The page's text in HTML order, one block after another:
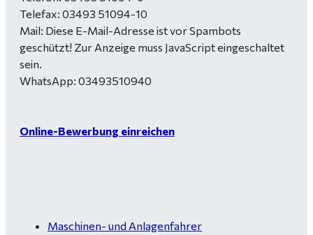
Telefax: 03493 51094-10
Mail: Diese E-Mail-Adresse ist vor Spambots
geschützt! Zur Anzeige muss JavaScript eingeschaltet
sein.
WhatsApp: 03493510940
Online-Bewerbung einreichen
Maschinen- und Anlagenfahrer